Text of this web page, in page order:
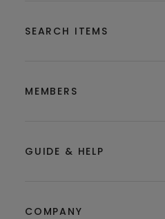
SEARCH ITEMS
MEMBERS
GUIDE & HELP
COMPANY